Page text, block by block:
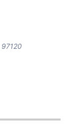
97120